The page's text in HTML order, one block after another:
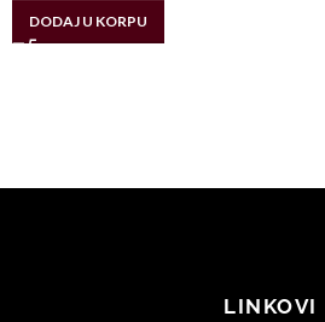
DODAJ U KORPU
LINKOVI